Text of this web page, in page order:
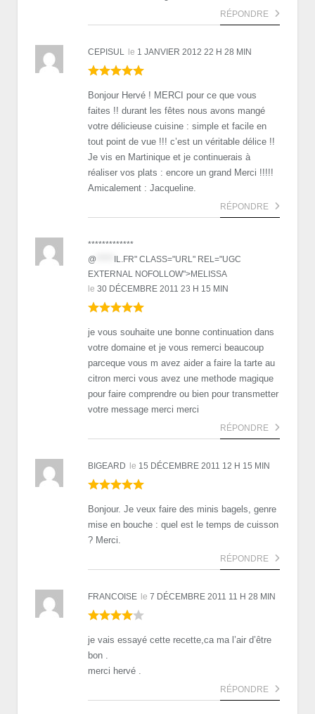
RÉPONDRE
CEPISUL le 1 JANVIER 2012 22 H 28 MIN
Bonjour Hervé ! MERCI pour ce que vous
faites !! durant les fêtes nous avons mangé
votre délicieuse cuisine : simple et facile en
tout point de vue !!! c’est un véritable délice !!
Je vis en Martinique et je continuerais à
réaliser vos plats : encore un grand Merci !!!!!
Amicalement : Jacqueline.
RÉPONDRE
*************
@
IL.FR" CLASS="URL" REL="UGC
EXTERNAL NOFOLLOW">MELISSA
le 30 DÉCEMBRE 2011 23 H 15 MIN
je vous souhaite une bonne continuation dans
votre domaine et je vous remerci beaucoup
parceque vous m avez aider a faire la tarte au
citron merci vous avez une methode magique
pour faire comprendre ou bien pour transmetter
votre message merci merci
RÉPONDRE
BIGEARD le 15 DÉCEMBRE 2011 12 H 15 MIN
Bonjour. Je veux faire des minis bagels, genre
mise en bouche : quel est le temps de cuisson
? Merci.
RÉPONDRE
FRANCOISE le 7 DÉCEMBRE 2011 11 H 28 MIN
je vais essayé cette recette,ca ma l’air d’être
bon .
merci hervé .
RÉPONDRE